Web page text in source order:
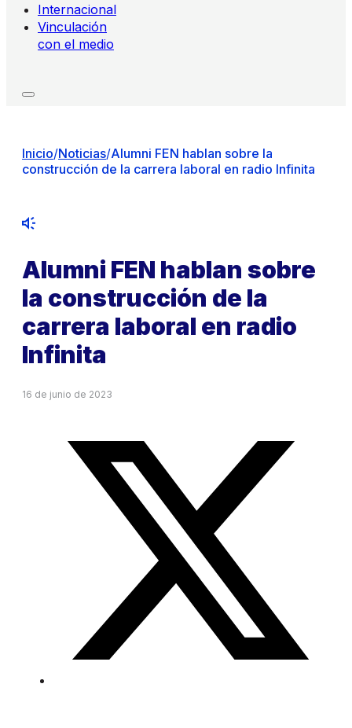
Internacional
Vinculación
con el medio
Inicio/Noticias/Alumni FEN hablan sobre la
construcción de la carrera laboral en radio Infinita
Alumni FEN hablan sobre
la construcción de la
carrera laboral en radio
Infinita
16 de junio de 2023